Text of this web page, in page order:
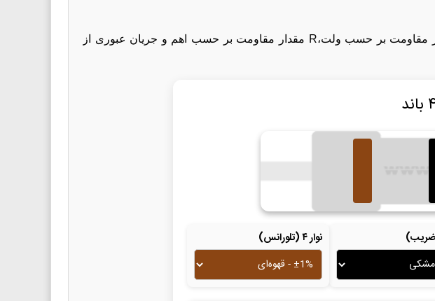
رابطه بین ولتاژ ،جریان و مقدار مقاومت به صورت V=IR می باشد که در آن V ولتاژ دو سر مقاومت بر حسب ولت،R مقدار مقاومت بر حسب اهم و جریان عبوری از
نوار ۴ (تلورانس)